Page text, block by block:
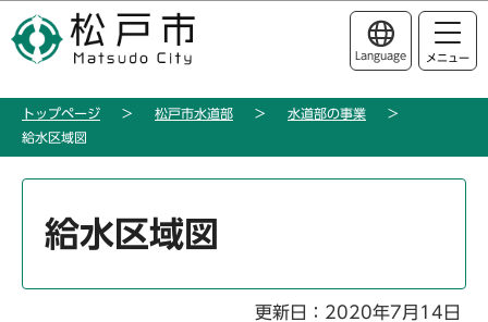
の
ー
このページの本文へ移動
Language メニュー
トップページ 松戸市水道部
水道部の事業
給水区域図
給水区域図
更新日：2020年7月14日